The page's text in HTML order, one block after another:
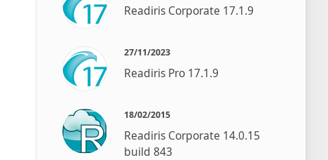
Readiris Corporate 17.1.9
27/11/2023
Readiris Pro 17.1.9
18/02/2015
Readiris Corporate 14.0.15
build 843